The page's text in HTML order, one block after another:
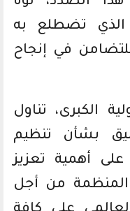
الذي تضطلع به
في إنجاح
الكبرى، تناول
بشأن تنظيم
وأكدا على أهمية تعزيز
المنظمة من أجل